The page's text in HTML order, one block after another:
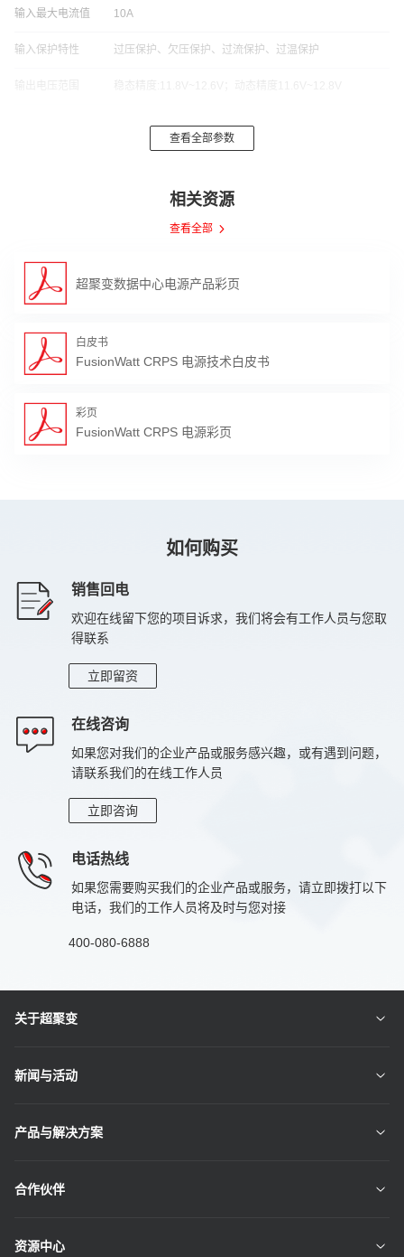
输入最大电流值 10A
输入保护特性 过压保护、欠压保护、过流保护、过温保护
1300W（Vin：180Vac~264Vac或180Vdc~320Vdc）
1000W（Vin：90Vac~132Vac）
掉电保护时间
16ms（100%负载）
并机
支持1+1、2+2、2+1并机，不同机型混插不失效；支持热
插拔；支持故障隔离
5年（20%时间20%负载，80%时间80%负载）
年失效率 <400PPM
散热 支持风扇自动调速；支持风扇故障隔离
查看全部参数
相关资源
查看全部
超聚变数据中心电源产品彩页
白皮书
FusionWatt CRPS 电源技术白皮书
彩页
FusionWatt CRPS 电源彩页
如何购买
销售回电
欢迎在线留下您的项目诉求，我们将会有工作人员与您取
得联系
立即留资
在线咨询
如果您对我们的企业产品或服务感兴趣，或有遇到问题，
请联系我们的在线工作人员
立即咨询
电话热线
如果您需要购买我们的企业产品或服务，请立即拨打以下
电话，我们的工作人员将及时与您对接
400-080-6888
关于超聚变
新闻与活动
产品与解决方案
合作伙伴
资源中心